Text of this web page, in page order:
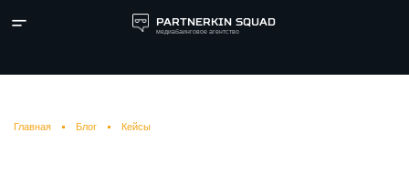
PARTNERKIN SQUAD
медиабаинговое агентство
Главная Блог Кейсы